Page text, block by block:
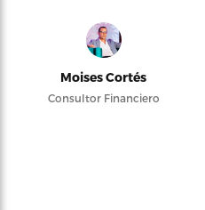
Moises Cortés
Consultor Financiero